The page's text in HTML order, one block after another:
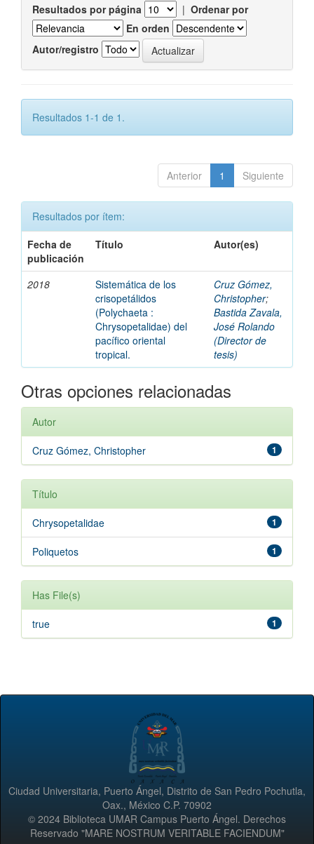
Resultados por página | Ordenar por
En orden
Autor/registro
Resultados 1-1 de 1.
Anterior 1 Siguiente
Resultados por ítem:
Fecha de
publicación
Título Autor(es)
2018
Sistemática de los
crisopetálidos
(Polychaeta :
Chrysopetalidae) del
pacífico oriental
tropical.
Cruz Gómez,
Christopher;
Bastida Zavala,
José Rolando
(Director de
tesis)
Otras opciones relacionadas
Autor
1
Cruz Gómez, Christopher
Título
1
Chrysopetalidae
1
Poliquetos
Has File(s)
1
true
Ciudad Universitaria, Puerto Ángel, Distrito de San Pedro Pochutla,
Oax., México C.P. 70902
© 2024 Biblioteca UMAR Campus Puerto Ángel. Derechos
Reservado "MARE NOSTRUM VERITABLE FACIENDUM"